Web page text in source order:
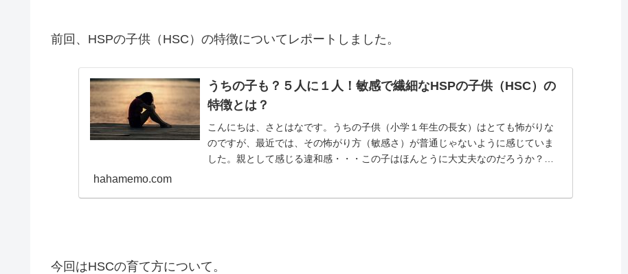
前回、HSPの子供（HSC）の特徴についてレポートしました。
うちの子も？５人に１人！敏感で繊細なHSPの子供（HSC）の
特徴とは？
こんにちは、さとはなです。うちの子供（小学１年生の長女）はとても怖がりな
のですが、最近では、その怖がり方（敏感さ）が普通じゃないように感じていま
した。親として感じる違和感・・・この子はほんとうに大丈夫なのだろうか？そ
hahamemo.com
今回はHSCの育て方について。